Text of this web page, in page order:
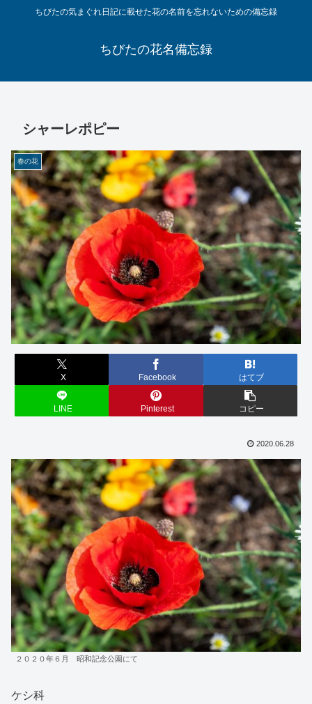
ちびたの気まぐれ日記に載せた花の名前を忘れないための備忘録
ちびたの花名備忘録
シャーレポピー
春の花
X Facebook はてブ
LINE Pinterest コピー
2020.06.28
２０２０年６月 昭和記念公園にて
ケシ科